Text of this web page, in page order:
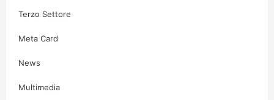
m-
Terzo Settore
Meta Card
News
Multimedia